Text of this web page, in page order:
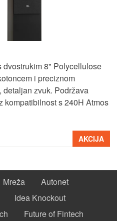
8" Polycellulose
i preciznom
zvuk. Podržava
kompatibilnost s 240H Atmos
AKCIJA
Mreža
Autonet
Idea Knockout
Future of Fintech